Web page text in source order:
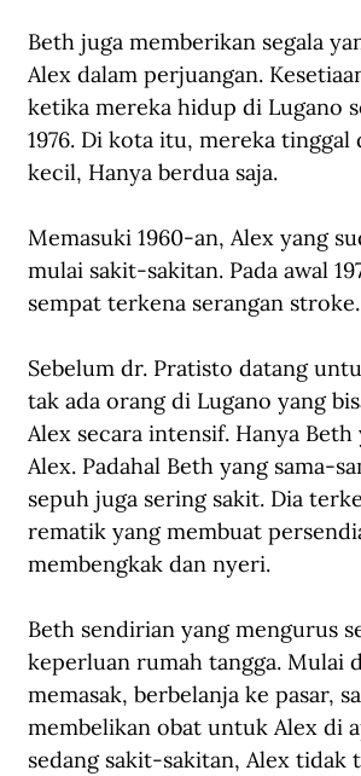
Beth juga memberikan segala
Alex dalam perjuangan.
ketika mereka hidup di Lugano
1976. Di kota itu, mereka tinggal
kecil, Hanya berdua saja.
Memasuki 1960-an, Alex yang
mulai sakit-sakitan. Pada awal
sempat terkena serangan stroke.
Sebelum dr. Pratisto datang
tak ada orang di Lugano yang
Alex secara intensif. Hanya
Alex. Padahal Beth yang sama-
sepuh juga sering sakit. Dia
rematik yang membuat
membengkak dan nyeri.
Beth sendirian yang mengurus
keperluan rumah tangga. Mulai
memasak, berbelanja ke pasar,
membelikan obat untuk Alex di
sedang sakit-sakitan, Alex tidak